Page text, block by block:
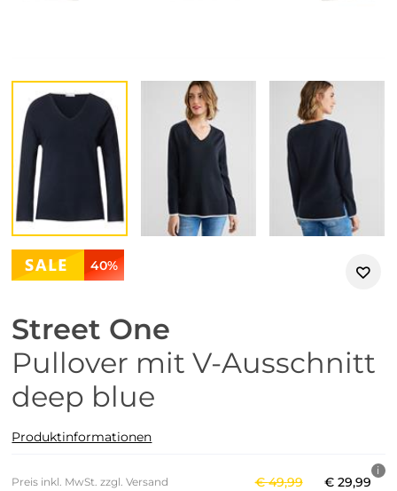
40%
Street One
Pullover mit V-Ausschnitt
deep blue
Produktinformationen
Preis inkl. MwSt. zzgl. Versand €49,99 € 29,99